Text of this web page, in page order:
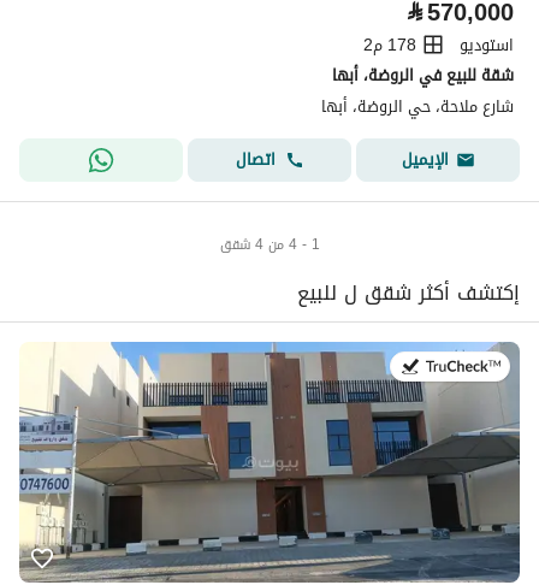
⃁570,000
استوديو
178 م2
شقة للبيع في الروضة، أبها
شارع ملاحة، حي الروضة، أبها
الإيميل
اتصال
1 - 4 من 4 شقق
إكتشف أكثر شقق ل للبيع
في:29 يوليو 2026